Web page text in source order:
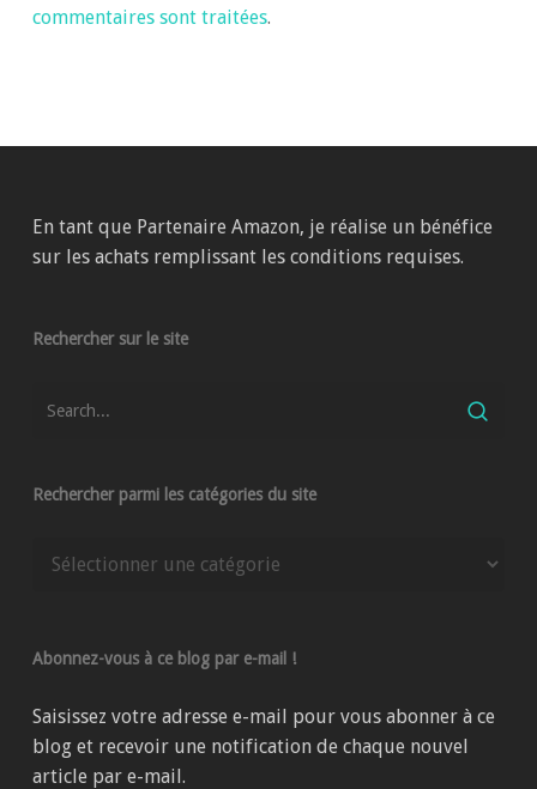
commentaires sont traitées.
En tant que Partenaire Amazon, je réalise un bénéfice
sur les achats remplissant les conditions requises.
Rechercher sur le site
Rechercher parmi les catégories du site
Rechercher
du
Abonnez-vous à ce blog par e-mail !
Saisissez votre adresse e-mail pour vous abonner à ce
blog et recevoir une notification de chaque nouvel
article par e-mail.